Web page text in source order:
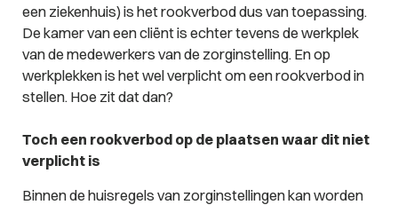
een ziekenhuis) is het rookverbod dus van toepassing.
De kamer van een cliënt is echter tevens de werkplek
van de medewerkers van de zorginstelling. En op
werkplekken is het wel verplicht om een rookverbod in
stellen. Hoe zit dat dan?
Toch een rookverbod op de plaatsen waar dit niet
verplicht is
Binnen de huisregels van zorginstellingen kan worden